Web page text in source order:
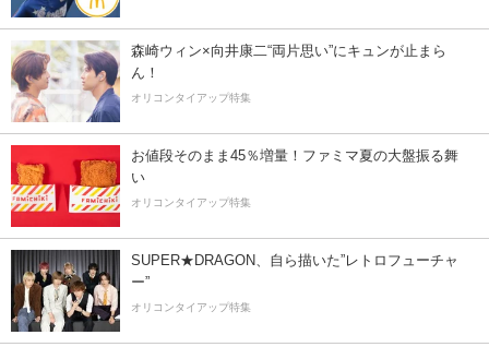
森崎ウィン×向井康二“両片思い”にキュンが止まら
ん！
オリコンタイアップ特集
お値段そのまま45％増量！ファミマ夏の大盤振る舞
い
オリコンタイアップ特集
SUPER★DRAGON、自ら描いた”レトロフューチャ
ー”
オリコンタイアップ特集